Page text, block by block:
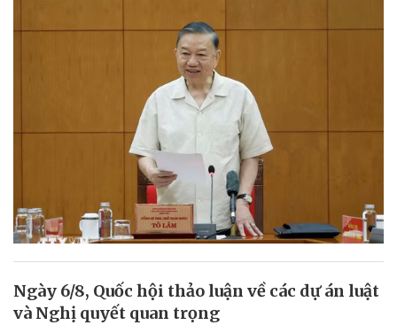
Ngày 6/8, Quốc hội thảo luận về các dự án luật
và Nghị quyết quan trọng